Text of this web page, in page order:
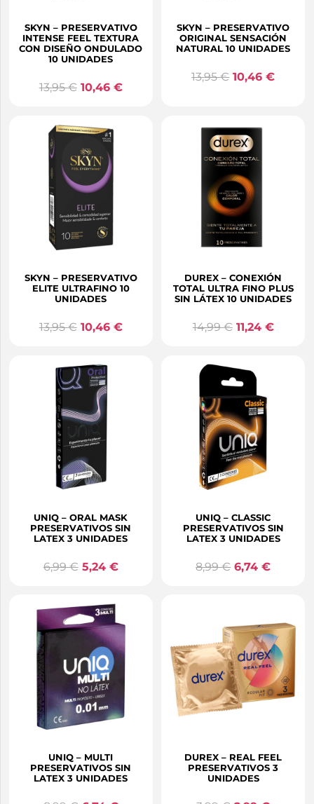
SKYN – PRESERVATIVO
INTENSE FEEL TEXTURA
CON DISEÑO ONDULADO
10 UNIDADES
13,95€ 10,46 €
SKYN – PRESERVATIVO
ORIGINAL SENSACIÓN
NATURAL 10 UNIDADES
13,95€ 10,46€
SKYN – PRESERVATIVO
ELITE ULTRAFINO 10
UNIDADES
13,95€ 10,46 €
DUREX – CONEXIÓN
TOTAL ULTRA FINO PLUS
SIN LÁTEX 10 UNIDADES
14,99€ 11,24 €
UNIQ – ORAL MASK
PRESERVATIVOS SIN
LATEX 3 UNIDADES
6,99€ 5,24 €
UNIQ – CLASSIC
PRESERVATIVOS SIN
LATEX 3 UNIDADES
8,99€ 6,74€
UNIQ – MULTI
PRESERVATIVOS SIN
LATEX 3 UNIDADES
DUREX – REAL FEEL
PRESERVATIVOS 3
UNIDADES